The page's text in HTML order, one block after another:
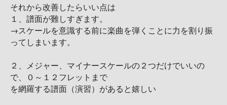
それから改善したらいい点は
１、譜面が難しすぎます。
→スケールを意識する前に楽曲を弾くことに力を割り振
ってしまいます。
２、メジャー、マイナースケールの２つだけでいいの
で、０～１２フレットまで
を網羅する譜面（演習）があると嬉しい